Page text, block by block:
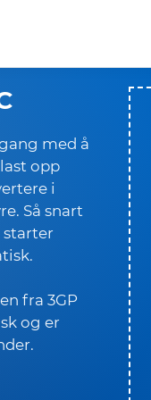
med å
opp
i
Så snart
starter
fra 3GP
og er